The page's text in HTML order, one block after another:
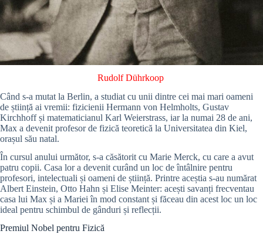
Rudolf Dührkoop
Când s-a mutat la Berlin, a studiat cu unii dintre cei mai mari oameni
de știință ai vremii: fizicienii Hermann von Helmholts, Gustav
Kirchhoff și matematicianul Karl Weierstrass, iar la numai 28 de ani,
Max a devenit profesor de fizică teoretică la Universitatea din Kiel,
orașul său natal.
În cursul anului următor, s-a căsătorit cu Marie Merck, cu care a avut
patru copii. Casa lor a devenit curând un loc de întâlnire pentru
profesori, intelectuali și oameni de știință. Printre aceștia s-au numărat
Albert Einstein, Otto Hahn și Elise Meinter: acești savanți frecventau
casa lui Max și a Mariei în mod constant și făceau din acest loc un loc
ideal pentru schimbul de gânduri și reflecții.
Premiul Nobel pentru Fizică